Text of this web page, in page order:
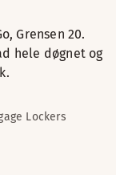
Grensen 20.
hele døgnet og
Lockers